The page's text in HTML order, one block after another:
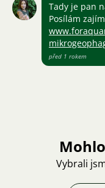
Tady je pan
Posílám
před 1 rokem
Vybrali